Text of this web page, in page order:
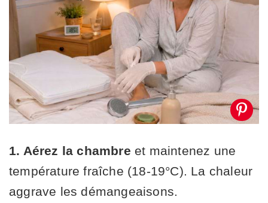
1. Aérez la chambre et maintenez une
température fraîche (18-19°C). La chaleur
aggrave les démangeaisons.